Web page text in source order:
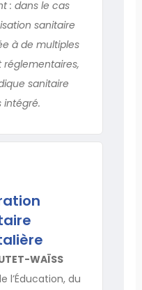
: dans le cas
sanitaire
à de multiples
sanitaire
intégré.
WAÏSS
l’Éducation, du